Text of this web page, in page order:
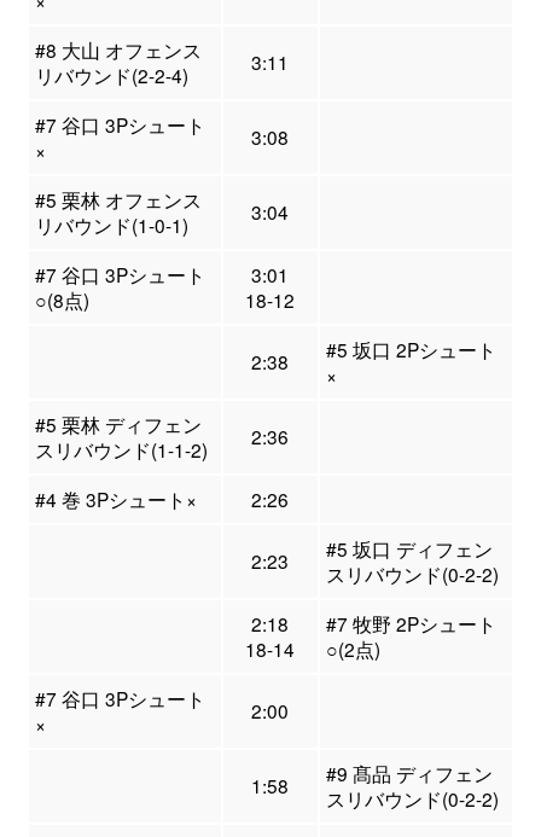
#8 大山 オフェンス
リバウンド(2-2-4)
3:11
#7 谷口 3Pシュート
×
3:08
#5 栗林 オフェンス
リバウンド(1-0-1)
3:04
#7 谷口 3Pシュート
○(8点)
3:01
18-12
2:38
#5 坂口 2Pシュート
×
#5 栗林 ディフェン
スリバウンド(1-1-2)
2:36
#4 巻 3Pシュート× 2:26
2:23
#5 坂口 ディフェン
スリバウンド(0-2-2)
2:18
18-14
#7 牧野 2Pシュート
○(2点)
#7 谷口 3Pシュート
×
2:00
1:58
#9 髙品 ディフェン
スリバウンド(0-2-2)